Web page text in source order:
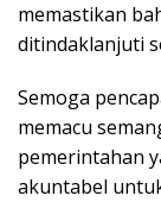
memastikan
ditindaklanjuti
Semoga
memacu
pemerintahan
akuntabel